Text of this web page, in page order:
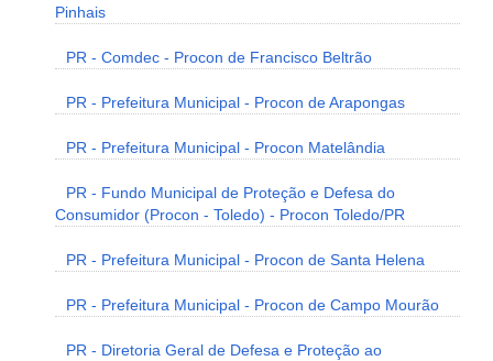
Pinhais
PR - Comdec - Procon de Francisco Beltrão
PR - Prefeitura Municipal - Procon de Arapongas
PR - Prefeitura Municipal - Procon Matelândia
PR - Fundo Municipal de Proteção e Defesa do
Consumidor (Procon - Toledo) - Procon Toledo/PR
PR - Prefeitura Municipal - Procon de Santa Helena
PR - Prefeitura Municipal - Procon de Campo Mourão
PR - Diretoria Geral de Defesa e Proteção ao